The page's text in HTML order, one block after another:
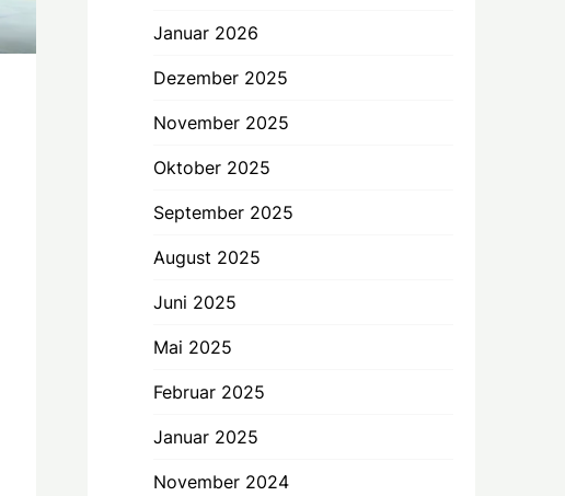
Januar 2026
Dezember 2025
November 2025
Oktober 2025
September 2025
August 2025
Juni 2025
Mai 2025
Februar 2025
Januar 2025
November 2024